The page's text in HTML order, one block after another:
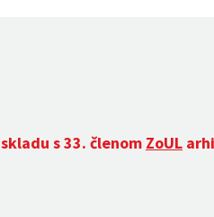
s 33. členom ZoUL